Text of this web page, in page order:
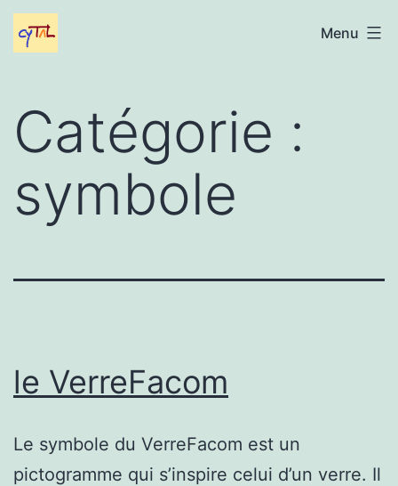
Aller
Gabriel
Menu
Catégorie :
symbole
le VerreFacom
Le symbole du VerreFacom est un
pictogramme qui s’inspire celui d’un verre. Il